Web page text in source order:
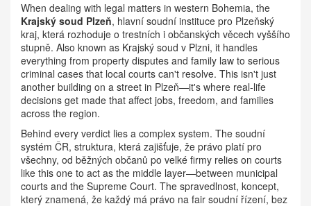
When dealing with legal matters in western Bohemia, the
Krajský soud Plzeň, hlavní soudní instituce pro Plzeňský
kraj, která rozhoduje o trestních i občanských věcech vyššího
stupně. Also known as Krajský soud v Plzni, it handles
everything from property disputes and family law to serious
criminal cases that local courts can't resolve. This isn't just
another building on a street in Plzeň—it's where real-life
decisions get made that affect jobs, freedom, and families
across the region.
Behind every verdict lies a complex system. The soudní
systém ČR, struktura, která zajišťuje, že právo platí pro
všechny, od běžných občanů po velké firmy relies on courts
like this one to act as the middle layer—between municipal
courts and the Supreme Court. The spravedlnost, koncept,
který znamená, že každý má právo na fair soudní řízení, bez